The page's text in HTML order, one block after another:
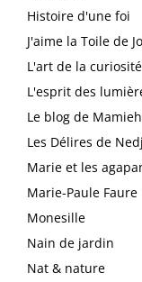
Histoire d'une foi
J'aime la Toile de
L'art de la curiosité
L'esprit des
Le blog de
Les Délires de Nedj
Marie et les
Marie-Paule Faure
Monesille
Nain de jardin
Nat & nature